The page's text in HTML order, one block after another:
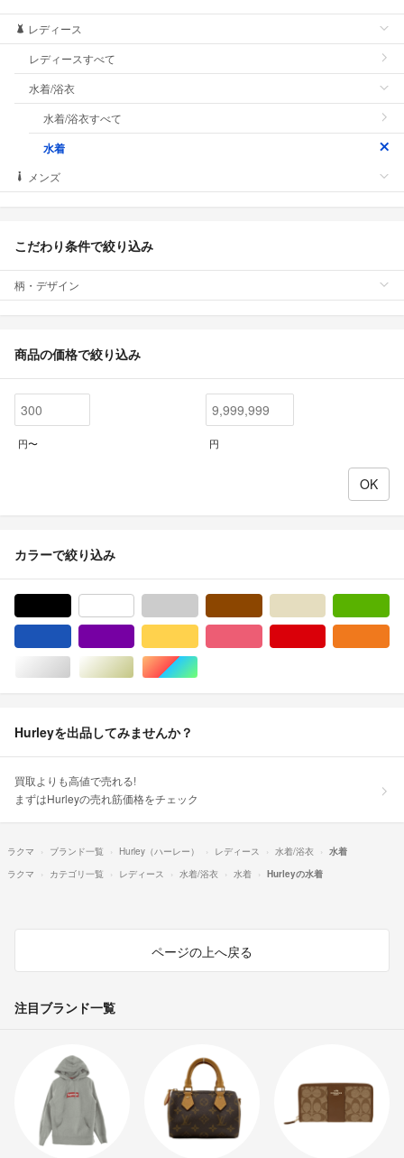
レディース
レディースすべて
水着/浴衣
水着/浴衣すべて
水着
メンズ
こだわり条件で絞り込み
柄・デザイン
商品の価格で絞り込み
円〜 円
カラーで絞り込み
シルバー/銀色系ゴールド/金色系マルチカラー
Hurleyを出品してみませんか？
買取よりも高値で売れる!
まずはHurleyの売れ筋価格をチェック
ラクマ ブランド一覧 Hurley（ハーレー） レディース 水着/浴衣
水着
ラクマ
カテゴリ一覧 レディース 水着/浴衣 水着 Hurleyの水着
ページの上へ戻る
注目ブランド一覧